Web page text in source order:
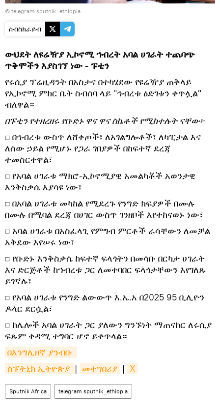
© telegram sputnik_ethiopia
ሰብስክራይብ
ውህደት ለዩሬዥያ ኢኮኖሚ ኀብረት አባል ሀገራት ተጨባጭ
ጥቅሞችን እያስገኘ ነው - ፑቲን
​የሩሲያ ፕሬዚዳንት በአስታና በተካሄደው የዩሬዥያ ጠቅላይ
የኢኮኖሚ ምክር ቤት ስብሰባ ላይ "ኅብረቱ ዕድገቱን ቀጥሏል"
ብለዋል።
በፑቲን የተዘረዘሩ የቡድኑ ዋና ዋና ስኬቶች የሚከተሉት ናቸው፦
​◻ በኅብረቱ ውስጥ ለሸቀጦች፣ ለአገልግሎቶች፣ ለካፒታል እና
ለሰው ኃይል የሚሆኑ የጋራ ገበያዎች በከፍተኛ ደረጃ
ተመስርተዋል፣
​◻ የአባል ሀገራቱ ማክሮ-ኢኮኖሚያዊ አመልካቾች አወንታዊ
እንቅስቃሴ እያሳዩ ነው፣
​◻ በአባል ሀገራቱ መካከል የሚደረጉ የንግድ ክፍያዎች በሙሉ
በሙሉ በሚባል ደረጃ በሀገር ውስጥ ገንዘቦች እየተከናወኑ ነው፣
​◻ አባል ሀገራቱ በአስፈላጊ የምግብ ምርቶች ራሳቸውን ለመቻል
አቅደው እየሠሩ ነው፣
​◻ የቡድኑ እንቅስቃሴ ከፍተኛ ፍላጎትን በመሳቡ በርካታ ሀገራት
እና ድርጅቶች ከኀብረቱ ጋር ለመተባበር ፍላጎታቸውን እየገለጹ
ይገኛሉ፣
​◻ የአባል ሀገራቱ የንግድ ልውውጥ እ.ኤ.አ በ2025 95 ቢሊዮን
ዶላር ደርሷል፣
​◻ ከሌሎች አባል ሀገራት ጋር ያለውን ግንኙነት ማጠናከር ለሩሲያ
ፍጹም ቀዳሚ ተግባር ሆኖ ይቀጥላል።
በእንግሊዘኛ ያንብቡ
ስፑትኒክ ኢትዮጵያ | መተግበሪያ | X
Sputnik Africa telegram sputnik_ethiopia